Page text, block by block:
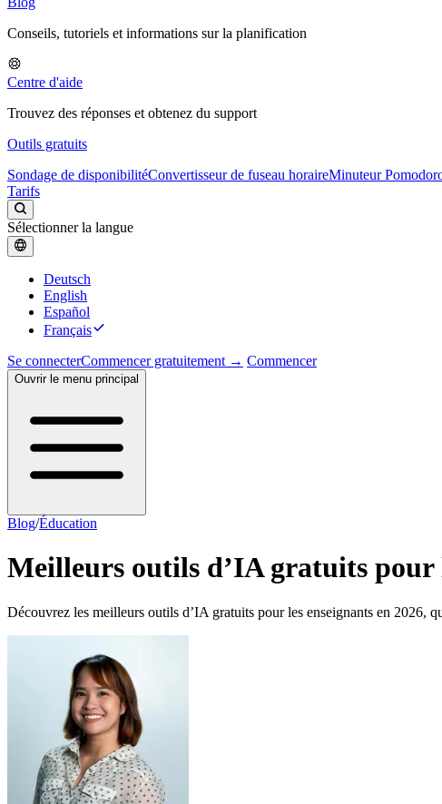
Conseils, tutoriels et informations sur la planification
Centre d'aide
Trouvez des réponses et obtenez du support
Outils gratuits
Sondage de disponibilitéConvertisseur de fuseau horaireMinuteur
Tarifs
Sélectionner la langue
Deutsch
English
Español
Français
Se connecterCommencer gratuitement → Commencer
Ouvrir le menu principal
Blog/Éducation
Meilleurs outils d’IA gratuits pour
Découvrez les meilleurs outils d’IA gratuits pour les enseignants en 2026,